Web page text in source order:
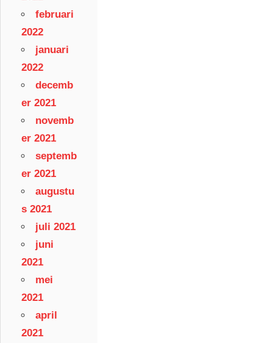
februari
2022
januari
2022
decemb
er 2021
novemb
er 2021
septemb
er 2021
augustu
s 2021
juli 2021
juni
2021
mei
2021
april
2021